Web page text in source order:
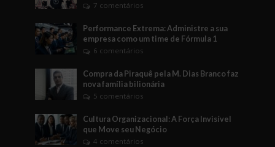
7 comentários
Performance Extrema: Administre a sua
empresa como um time de Fórmula 1
6 comentários
Compra da Piraquê pela M. Dias Branco faz
nova família bilionária
5 comentários
Cultura Organizacional: A Força Invisível
que Move seu Negócio
4 comentários